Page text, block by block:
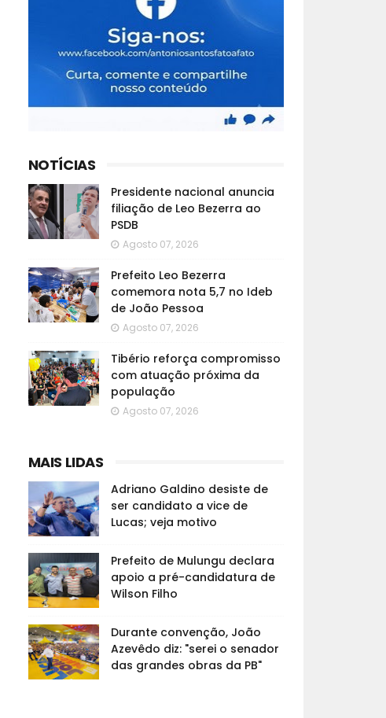
NOTÍCIAS
Presidente nacional anuncia
filiação de Leo Bezerra ao
PSDB
Agosto 07, 2026
Prefeito Leo Bezerra
comemora nota 5,7 no Ideb
de João Pessoa
Agosto 07, 2026
Tibério reforça compromisso
com atuação próxima da
população
Agosto 07, 2026
MAIS LIDAS
Adriano Galdino desiste de
ser candidato a vice de
Lucas; veja motivo
Prefeito de Mulungu declara
apoio a pré-candidatura de
Wilson Filho
Durante convenção, João
Azevêdo diz: "serei o senador
das grandes obras da PB"